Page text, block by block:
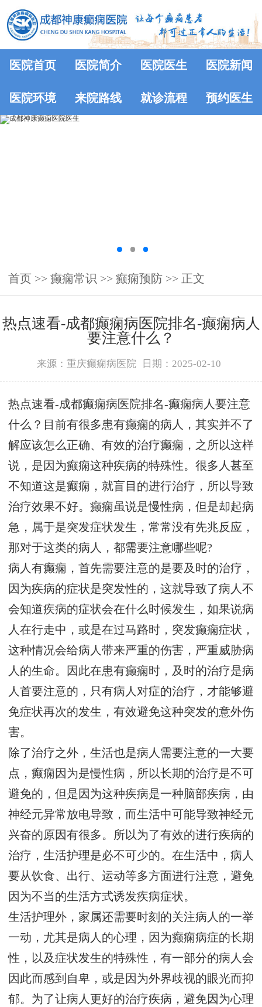
医院首页 医院简介 医院医生 医院新闻
医院环境 来院路线 就诊流程 预约医生
首页 >> 癫痫常识 >> 癫痫预防 >> 正文
热点速看-成都癫痫病医院排名-癫痫病人
要注意什么？
来源：重庆癫痫病医院 日期：2025-02-10
热点速看-成都癫痫病医院排名-癫痫病人要注意
什么？目前有很多患有癫痫的病人，其实并不了
解应该怎么正确、有效的治疗癫痫，之所以这样
说，是因为癫痫这种疾病的特殊性。很多人甚至
不知道这是癫痫，就盲目的进行治疗，所以导致
治疗效果不好。癫痫虽说是慢性病，但是却起病
急，属于是突发症状发生，常常没有先兆反应，
那对于这类的病人，都需要注意哪些呢?
病人有癫痫，首先需要注意的是要及时的治疗，
因为疾病的症状是突发性的，这就导致了病人不
会知道疾病的症状会在什么时候发生，如果说病
人在行走中，或是在过马路时，突发癫痫症状，
这种情况会给病人带来严重的伤害，严重威胁病
人的生命。因此在患有癫痫时，及时的治疗是病
人首要注意的，只有病人对症的治疗，才能够避
免症状再次的发生，有效避免这种突发的意外伤
害。
除了治疗之外，生活也是病人需要注意的一大要
点，癫痫因为是慢性病，所以长期的治疗是不可
避免的，但是因为这种疾病是一种脑部疾病，由
神经元异常放电导致，而生活中可能导致神经元
兴奋的原因有很多。所以为了有效的进行疾病的
治疗，生活护理是必不可少的。在生活中，病人
要从饮食、出行、运动等多方面进行注意，避免
因为不当的生活方式诱发疾病症状。
生活护理外，家属还需要时刻的关注病人的一举
一动，尤其是病人的心理，因为癫痫病症的长期
性，以及症状发生的特殊性，有一部分的病人会
因此而感到自卑，或是因为外界歧视的眼光而抑
郁。为了让病人更好的治疗疾病，避免因为心理